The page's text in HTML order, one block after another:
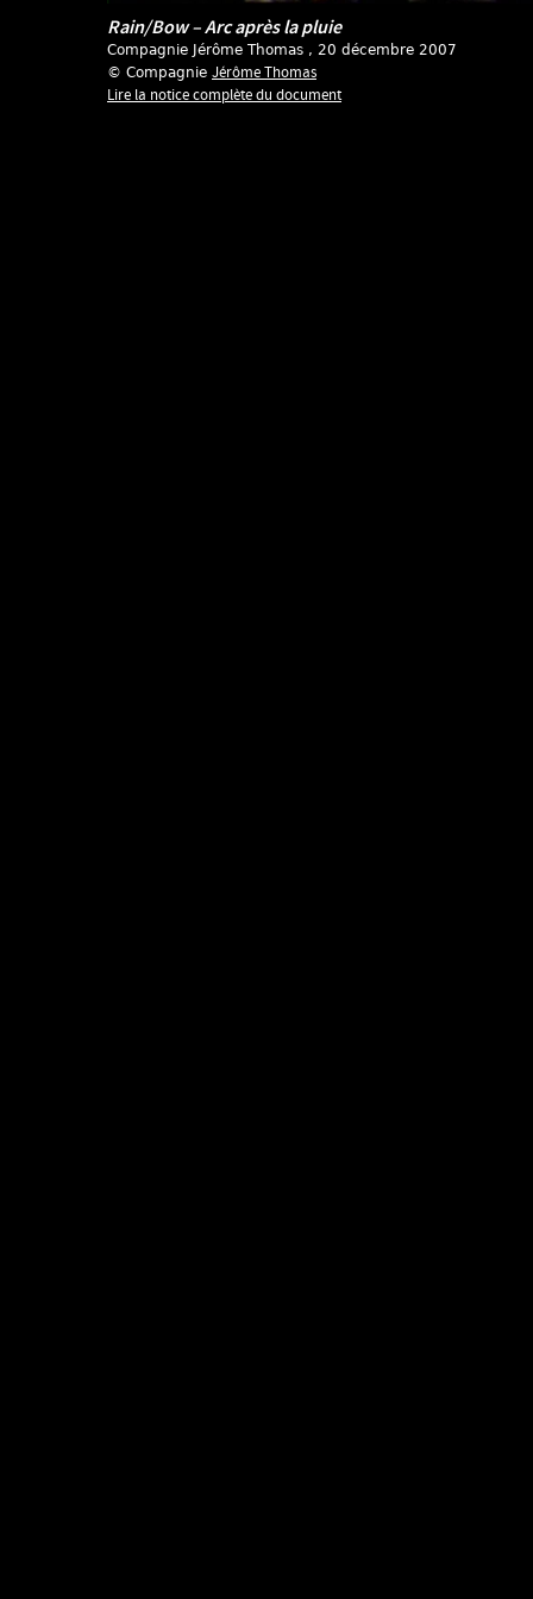
Rain/Bow – Arc après la pluie
Compagnie Jérôme Thomas , 20 décembre 2007
© Compagnie Jérôme Thomas
Lire la notice complète du document